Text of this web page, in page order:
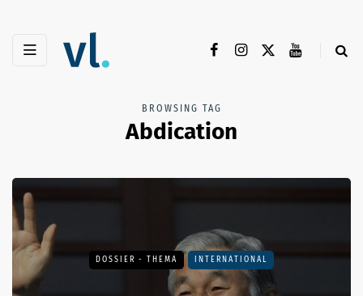
BROWSING TAG
Abdication
DOSSIER - THEMA INTERNATIONAL